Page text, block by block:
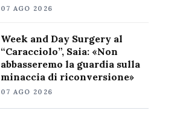
07 AGO 2026
Week and Day Surgery al
“Caracciolo”, Saia: «Non
abbasseremo la guardia sulla
minaccia di riconversione»
07 AGO 2026